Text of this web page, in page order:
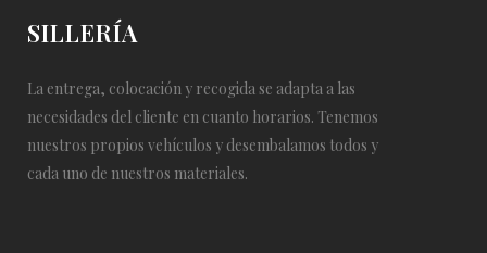
SILLERÍA
La entrega, colocación y recogida se adapta a las
necesidades del cliente en cuanto horarios. Tenemos
nuestros propios vehículos y desembalamos todos y
cada uno de nuestros materiales.